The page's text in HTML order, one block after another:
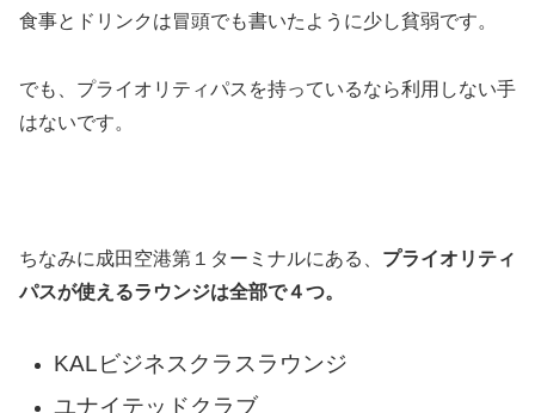
食事とドリンクは冒頭でも書いたように少し貧弱です。
でも、プライオリティパスを持っているなら利用しない手
はないです。
ちなみに成田空港第１ターミナルにある、 プライオリティ
パスが使えるラウンジは全部で４つ。
KALビジネスクラスラウンジ
ユナイテッドクラブ